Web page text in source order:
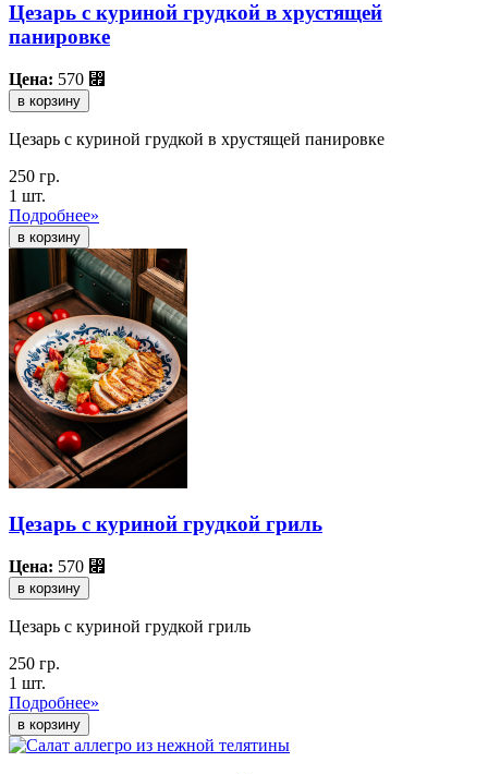
Цезарь с куриной грудкой в хрустящей
панировке
Цена: 570 ⃏
в корзину
Цезарь с куриной грудкой в хрустящей панировке
250 гр.
1 шт.
Подробнее»
Цезарь с куриной грудкой гриль
Цена: 570 ⃏
в корзину
Цезарь с куриной грудкой гриль
250 гр.
1 шт.
Подробнее»